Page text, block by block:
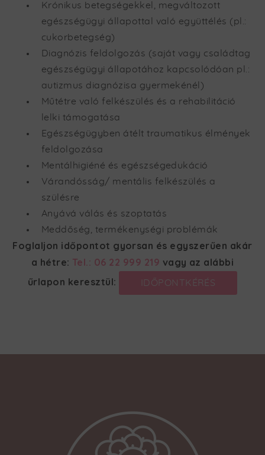
Krónikus betegségekkel, megváltozott
egészségügyi állapottal való együttélés (pl.:
cukorbetegség)
Diagnózis feldolgozás (saját vagy családtag
egészségügyi állapotához kapcsolódóan pl.:
autizmus diagnózisa gyermekénél)
Műtétre való felkészülés és a rehabilitáció
lelki támogatása
Egészségügyben átélt traumatikus élmények
feldolgozása
Mentálhigiéné és egészségedukáció
Várandósság/ mentális felkészülés a
szülésre
Anyává válás és szoptatás
Meddőség, termékenységi problémák
Foglaljon időpontot gyorsan és egyszerűen akár
a hétre: Tel.: 06 22 999 219 vagy az alábbi
űrlapon keresztül:
IDŐPONTKÉRÉS